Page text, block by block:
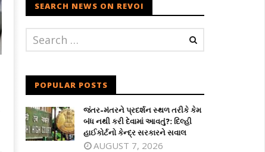
SEARCH NEWS ON REVOI
POPULAR POSTS
જંતર-મંતરને પ્રદર્શન સ્થળ તરીકે કેમ
બંધ નથી કરી દેવામાં આવતું?: દિલ્હી
હાઈકોર્ટનો કેન્દ્ર સરકારને સવાલ
AUGUST 7, 2026